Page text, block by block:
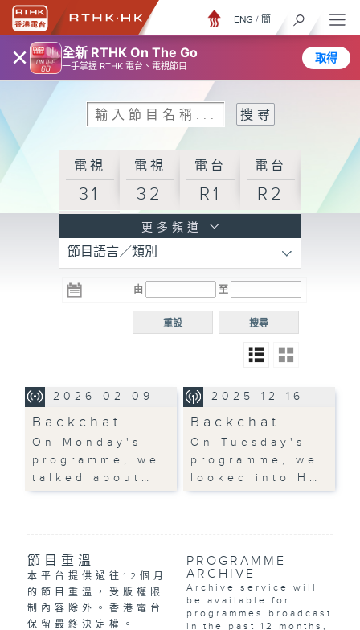
× 全新 RTHK On The Go
一手掌握 RTHK 電台、電視節目
取得
ENG / 簡
電視
31
電視
32
電台
R1
電台
R2
R3
電台 電台
R5
電台
普通
更多頻道
節目語言／類別
由 至
搜尋
重設
2026-02-09
Backchat
On Monday's
programme, we
talked about…
2025-12-16
Backchat
On Tuesday's
programme, we
looked into H…
節目重溫
本平台提供過往12個月
的節目重溫，受版權限
制內容除外。香港電台
保留最終決定權。
PROGRAMME
ARCHIVE
Archive service will
be available for
programmes broadcast
in the past 12 months,